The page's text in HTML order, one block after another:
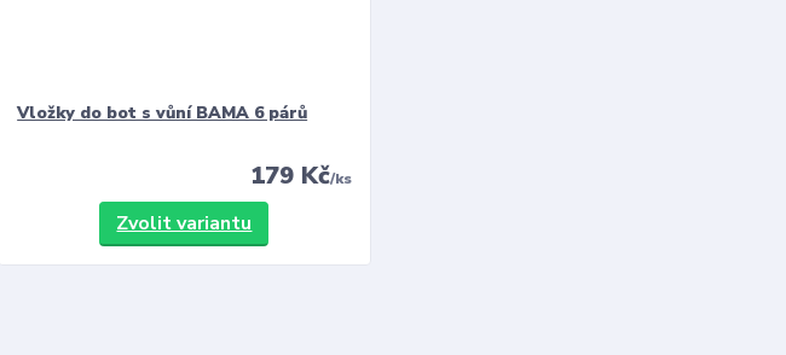
Vložky do bot s vůní BAMA 6 párů
179 Kč/ks
Zvolit variantu